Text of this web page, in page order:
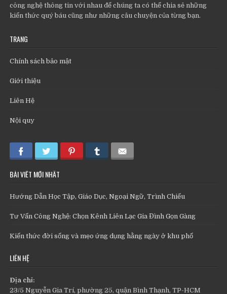
công nghệ thông tin với nhau để chúng ta có thể chia sẻ những
kiến thức quý báu cũng như những câu chuyện của từng bạn.
TRANG
Chính sách bảo mật
Giới thiệu
Liên Hệ
Nội quy
BÀI VIẾT MỚI NHẤT
Hướng Dẫn Học Tập, Giáo Dục, Ngoại Ngữ, Trình Chiếu
Tư Vấn Công Nghệ: Chọn Kênh Liên Lạc Gia Đình Gọn Gàng
Kiến thức đời sống và mẹo ứng dụng hằng ngày ở khu phố
LIÊN HỆ
Địa chỉ:
23/5 Nguyễn Gia Trí, phường 25, quận Bình Thạnh, TP-HCM